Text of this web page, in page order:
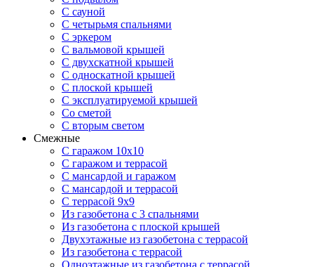
С сауной
С четырьмя спальнями
С эркером
С вальмовой крышей
С двухскатной крышей
С односкатной крышей
С плоской крышей
С эксплуатируемой крышей
Со сметой
С вторым светом
Смежные
С гаражом 10х10
С гаражом и террасой
С мансардой и гаражом
С мансардой и террасой
С террасой 9х9
Из газобетона с 3 спальнями
Из газобетона с плоской крышей
Двухэтажные из газобетона с террасой
Из газобетона с террасой